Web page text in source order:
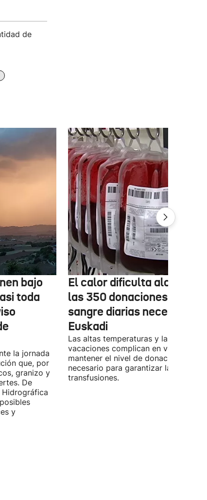
de
bajo
toda
la jornada
que, por
granizo y
De
Hidrográfica
y
El calor dificulta alcanzar
las 350 donaciones de
sangre diarias necesarias
Euskadi
Las altas temperaturas y las
vacaciones complican en verano
mantener el nivel de donaciones
necesario para garantizar las
transfusiones.